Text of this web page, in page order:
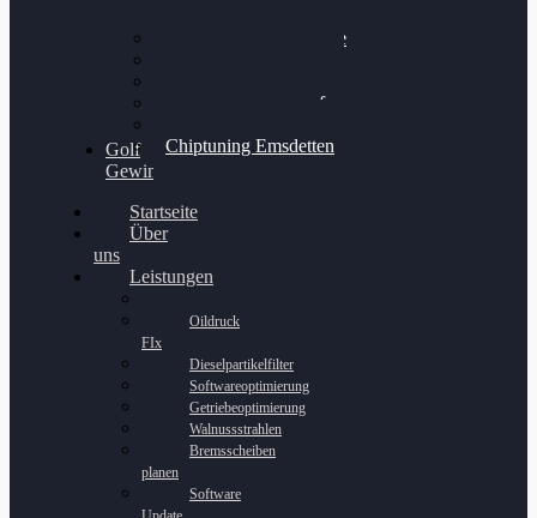
Bilgenroth Performance
Chiptuning Schüttorf
Chiptuning Emsdetten
Golf
Gewinnspiel
Startseite
Über
uns
Leistungen
Oildruck
FIx
Dieselpartikelfilter
Softwareoptimierung
Getriebeoptimierung
Walnussstrahlen
Bremsscheiben
planen
Software